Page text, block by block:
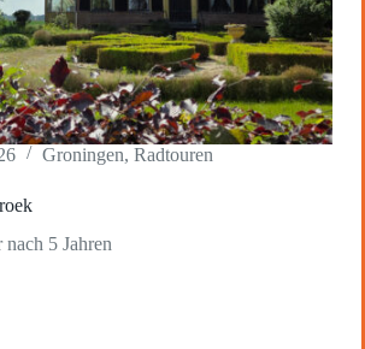
Groningen, Radtouren
5 Jahren